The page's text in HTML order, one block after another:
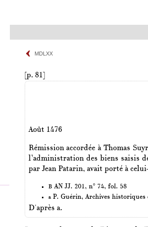
MDLXX
[p. 81]
Août 1476
Rémission accordée à Thomas
l’administration des biens saisis
par Jean Patarin, avait porté à
B AN JJ. 201, n° 74, fol. 58
aP. Guérin,Archives historiques
D'après a.